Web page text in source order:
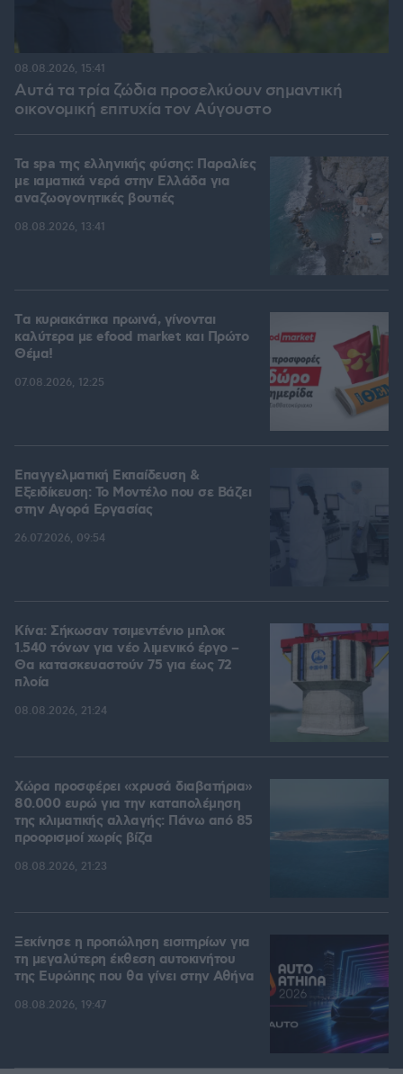
Αυτά τα τρία ζώδια προσελκύουν σημαντική
οικονομική επιτυχία τον Αύγουστο
08.08.2026, 15:41
Τα spa της ελληνικής φύσης: Παραλίες
με ιαματικά νερά στην Ελλάδα για
αναζωογονητικές βουτιές
08.08.2026, 13:41
Tα κυριακάτικα πρωινά, γίνονται
καλύτερα με efood market και Πρώτο
Θέμα!
07.08.2026, 12:25
Επαγγελματική Εκπαίδευση &
Εξειδίκευση: Το Mοντέλο που σε Bάζει
στην Aγορά Eργασίας
26.07.2026, 09:54
Κίνα: Σήκωσαν τσιμεντένιο μπλοκ
1.540 τόνων για νέο λιμενικό έργο –
Θα κατασκευαστούν 75 για έως 72
πλοία
08.08.2026, 21:24
Χώρα προσφέρει «χρυσά διαβατήρια»
80.000 ευρώ για την καταπολέμηση
της κλιματικής αλλαγής: Πάνω από 85
προορισμοί χωρίς βίζα
08.08.2026, 21:23
Ξεκίνησε η προπώληση εισιτηρίων για
τη μεγαλύτερη έκθεση αυτοκινήτου
της Ευρώπης που θα γίνει στην Αθήνα
08.08.2026, 19:47